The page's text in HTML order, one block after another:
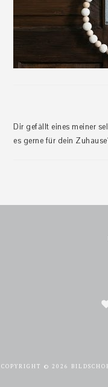
Dir gefällt eines meiner
es gerne für dein
COPYRIGHT © 2026